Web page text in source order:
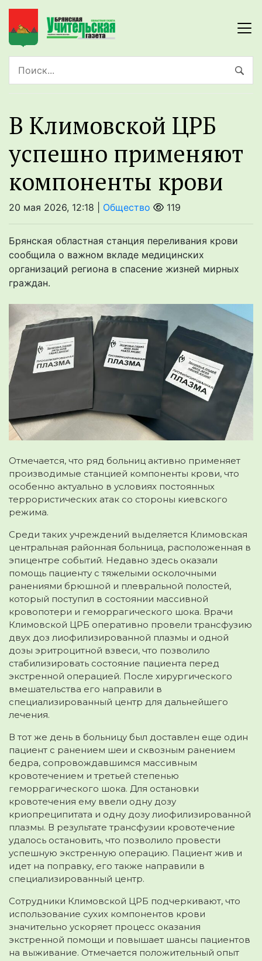
В Климовской ЦРБ
успешно применяют
компоненты крови
20 мая 2026, 12:18 | Общество 119
Брянская областная станция переливания крови
сообщила о важном вкладе медицинских
организаций региона в спасение жизней мирных
граждан.
Отмечается, что ряд больниц активно применяет
производимые станцией компоненты крови, что
особенно актуально в условиях постоянных
террористических атак со стороны киевского
режима.
Среди таких учреждений выделяется Климовская
центральная районная больница, расположенная в
эпицентре событий. Недавно здесь оказали
помощь пациенту с тяжелыми осколочными
ранениями брюшной и плевральной полостей,
который поступил в состоянии массивной
кровопотери и геморрагического шока. Врачи
Климовской ЦРБ оперативно провели трансфузию
двух доз лиофилизированной плазмы и одной
дозы эритроцитной взвеси, что позволило
стабилизировать состояние пациента перед
экстренной операцией. После хирургического
вмешательства его направили в
специализированный центр для дальнейшего
лечения.
В тот же день в больницу был доставлен еще один
пациент с ранением шеи и сквозным ранением
бедра, сопровождавшимся массивным
кровотечением и третьей степенью
геморрагического шока. Для остановки
кровотечения ему ввели одну дозу
криопреципитата и одну дозу лиофилизированной
плазмы. В результате трансфузии кровотечение
удалось остановить, что позволило провести
успешную экстренную операцию. Пациент жив и
идет на поправку, его также направили в
специализированный центр.
Сотрудники Климовской ЦРБ подчеркивают, что
использование сухих компонентов крови
значительно ускоряет процесс оказания
экстренной помощи и повышает шансы пациентов
на выживание. Отмечается положительный опыт